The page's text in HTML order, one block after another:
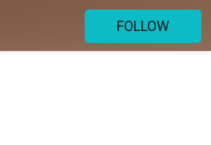
FOLLOW